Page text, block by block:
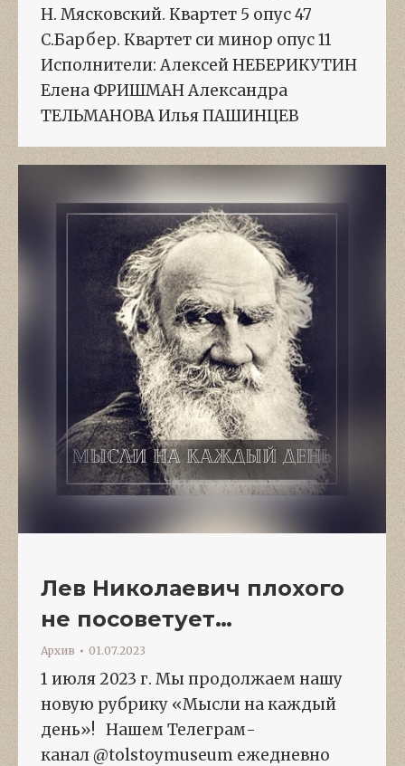
Н. Мясковский. Квартет 5 опус 47
С.Барбер. Квартет си минор опус 11
Исполнители: Алексей НЕБЕРИКУТИН
Елена ФРИШМАН Александра
ТЕЛЬМАНОВА Илья ПАШИНЦЕВ
Лев Николаевич плохого
не посоветует…
Архив 01.07.2023
1 июля 2023 г. Мы продолжаем нашу
новую рубрику «Мысли на каждый
день»! Нашем Телеграм-
канал @tolstoymuseum ежедневно